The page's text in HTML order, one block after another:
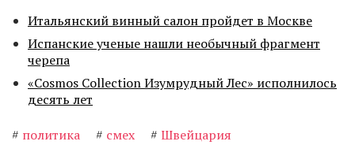
Итальянский винный салон пройдет в Москве
Испанские ученые нашли необычный фрагмент
черепа
«Cosmos Collection Изумрудный Лес» исполнилось
десять лет
# политика # смех # Швейцария